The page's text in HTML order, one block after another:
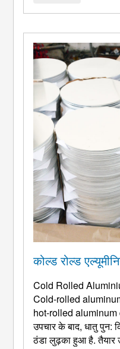
कोल्ड रोल्ड
Cold Rolled
Cold-rolled
hot-rolled
उपचार के बाद, धातु पुन:
ठंडा लुढ़का हुआ है. तैयार